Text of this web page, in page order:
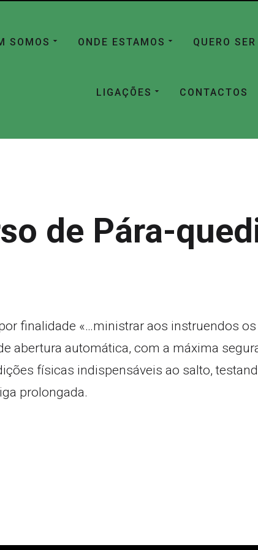
SOMOS ONDE ESTAMOS QUERO
LIGAÇÕES CONTACTOS
de Pára-
finalidade «…ministrar aos instruendos
abertura automática, com a máxima
físicas indispensáveis ao salto,
prolongada.